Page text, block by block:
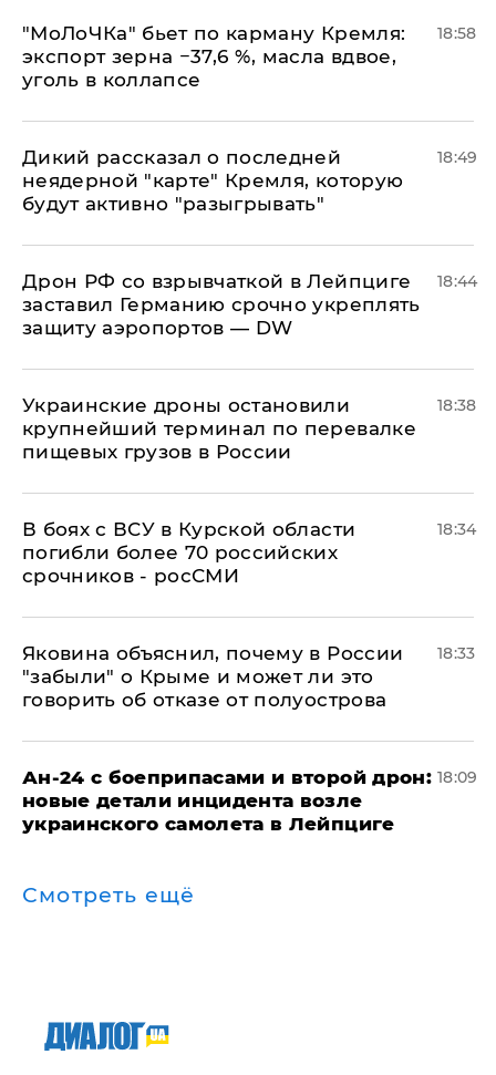
​"МоЛоЧКа" бьет по карману Кремля:
экспорт зерна −37,6 %, масла вдвое,
уголь в коллапсе
18:58
Дикий рассказал о последней
неядерной "карте" Кремля, которую
будут активно "разыгрывать"
18:49
​Дрон РФ со взрывчаткой в Лейпциге
заставил Германию срочно укреплять
защиту аэропортов — DW
18:44
Украинские дроны остановили
крупнейший терминал по перевалке
пищевых грузов в России
18:38
В боях с ВСУ в Курской области
погибли более 70 российских
срочников - росСМИ
18:34
Яковина объяснил, почему в России
"забыли" о Крыме и может ли это
говорить об отказе от полуострова
18:33
Ан-24 с боеприпасами и второй дрон:
новые детали инцидента возле
украинского самолета в Лейпциге
18:09
Смотреть ещё